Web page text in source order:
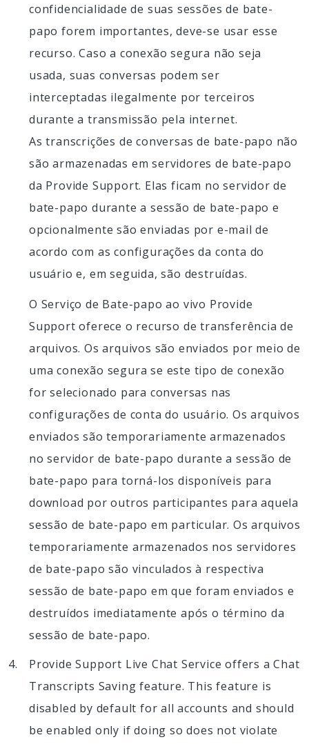
confidencialidade de suas sessões de bate-
papo forem importantes, deve-se usar esse
recurso. Caso a conexão segura não seja
usada, suas conversas podem ser
interceptadas ilegalmente por terceiros
durante a transmissão pela internet.
As transcrições de conversas de bate-papo não
são armazenadas em servidores de bate-papo
da Provide Support. Elas ficam no servidor de
bate-papo durante a sessão de bate-papo e
opcionalmente são enviadas por e-mail de
acordo com as configurações da conta do
usuário e, em seguida, são destruídas.
O Serviço de Bate-papo ao vivo Provide
Support oferece o recurso de transferência de
arquivos. Os arquivos são enviados por meio de
uma conexão segura se este tipo de conexão
for selecionado para conversas nas
configurações de conta do usuário. Os arquivos
enviados são temporariamente armazenados
no servidor de bate-papo durante a sessão de
bate-papo para torná-los disponíveis para
download por outros participantes para aquela
sessão de bate-papo em particular. Os arquivos
temporariamente armazenados nos servidores
de bate-papo são vinculados à respectiva
sessão de bate-papo em que foram enviados e
destruídos imediatamente após o término da
sessão de bate-papo.
Provide Support Live Chat Service offers a Chat
Transcripts Saving feature. This feature is
disabled by default for all accounts and should
be enabled only if doing so does not violate